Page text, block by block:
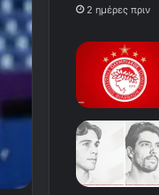
2 ημέρες πριν